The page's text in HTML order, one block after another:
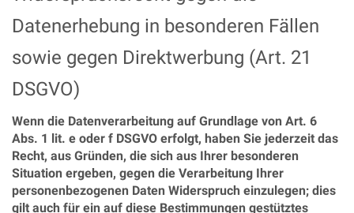
Datenerhebung in besonderen Fällen
sowie gegen Direktwerbung (Art. 21
DSGVO)
Wenn die Datenverarbeitung auf Grundlage von Art. 6
Abs. 1 lit. e oder f DSGVO erfolgt, haben Sie jederzeit das
Recht, aus Gründen, die sich aus Ihrer besonderen
Situation ergeben, gegen die Verarbeitung Ihrer
personenbezogenen Daten Widerspruch einzulegen; dies
gilt auch für ein auf diese Bestimmungen gestütztes